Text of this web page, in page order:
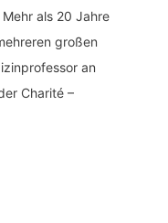
als 20 Jahre
großen
an
Charité –